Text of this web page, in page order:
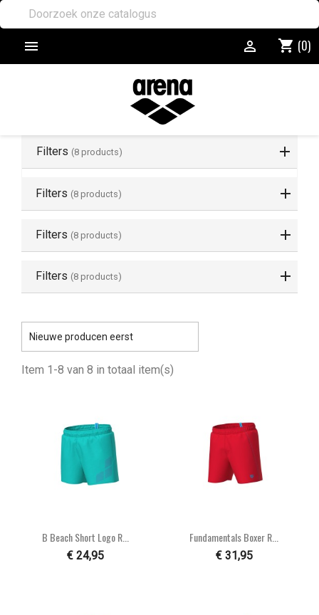
 shopping_cart (0)

Filters (8 products)
Filters (8 products)
Filters (8 products)
Filters (8 products)
Nieuwe producen eerst
Item 1-8 van 8 in totaal item(s)
B Beach Short Logo R...
€ 24,95
Fundamentals Boxer R...
€ 31,95